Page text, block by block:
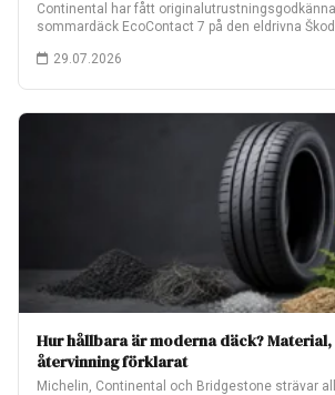
Continental har fått
sommardäck EcoContact 7 på den eldrivna
29.07.2026
Hur hållbara är moderna däck?
återvinning förklarat
Michelin, Continental och Bridgestone strävar